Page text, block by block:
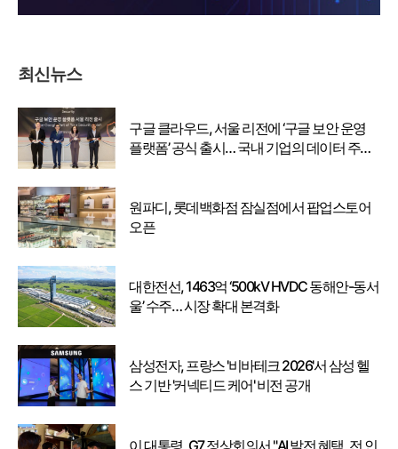
최신뉴스
구글 클라우드, 서울 리전에 ‘구글 보안 운영
플랫폼’ 공식 출시… 국내 기업의 데이터 주권
원파디, 롯데백화점 잠실점에서 팝업스토어
오픈
대한전선, 1463억 ‘500kV HVDC 동해안-동서
울’ 수주… 시장 확대 본격화
삼성전자, 프랑스 '비바테크 2026'서 삼성 헬
스 기반 '커넥티드 케어' 비전 공개
이 대통령, G7 정상회의서 "AI 발전 혜택, 전 인